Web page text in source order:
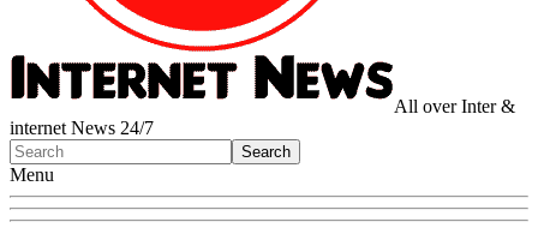
All over Inter &
internet News 24/7
Menu